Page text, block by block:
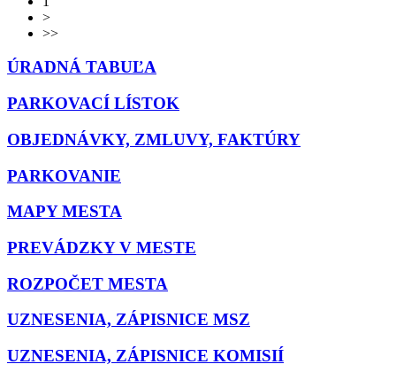
>
>>
ÚRADNÁ TABUĽA
PARKOVACÍ LÍSTOK
OBJEDNÁVKY, ZMLUVY, FAKTÚRY
PARKOVANIE
MAPY MESTA
PREVÁDZKY V MESTE
ROZPOČET MESTA
UZNESENIA, ZÁPISNICE MSZ
UZNESENIA, ZÁPISNICE KOMISIÍ